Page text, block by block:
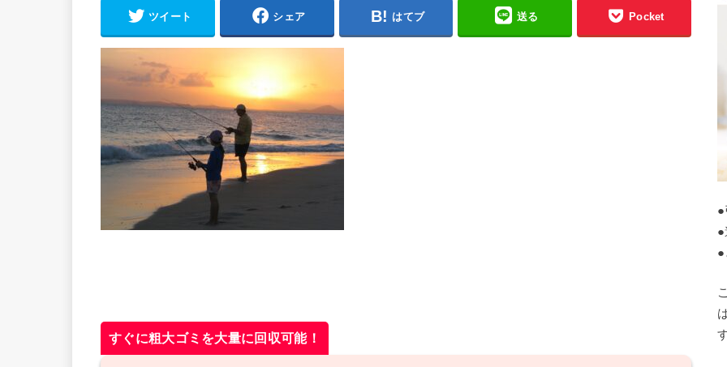
ツイート シェア はてブ 送る Pocket
すぐに粗大ゴミを大量に回収可能！
●
●
●